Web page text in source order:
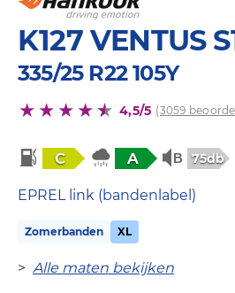
K127 VENTUS
335/25 R22 105Y
4,5/5 (3059
C A 75db
EPREL link (bandenlabel)
Zomerbanden XL
> Alle maten bekijken